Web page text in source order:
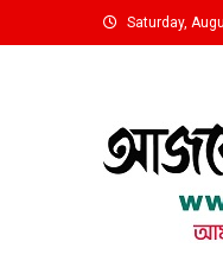
to
Saturday,